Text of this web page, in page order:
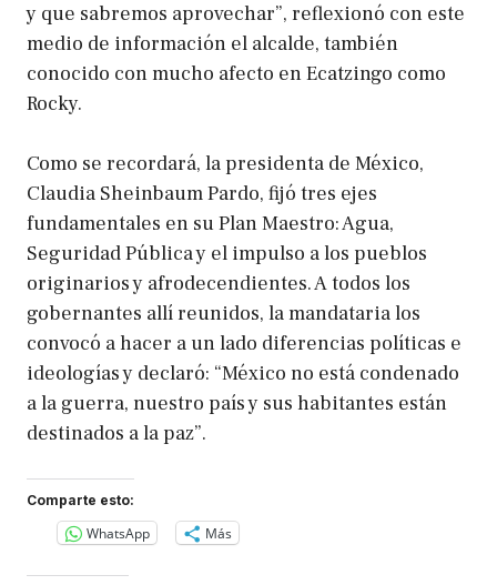
y que sabremos aprovechar”, reflexionó con este
medio de información el alcalde, también
conocido con mucho afecto en Ecatzingo como
Rocky.
Como se recordará, la presidenta de México,
Claudia Sheinbaum Pardo, fijó tres ejes
fundamentales en su Plan Maestro: Agua,
Seguridad Pública y el impulso a los pueblos
originarios y afrodecendientes. A todos los
gobernantes allí reunidos, la mandataria los
convocó a hacer a un lado diferencias políticas e
ideologías y declaró: “México no está condenado
a la guerra, nuestro país y sus habitantes están
destinados a la paz”.
Comparte esto:
WhatsApp Más